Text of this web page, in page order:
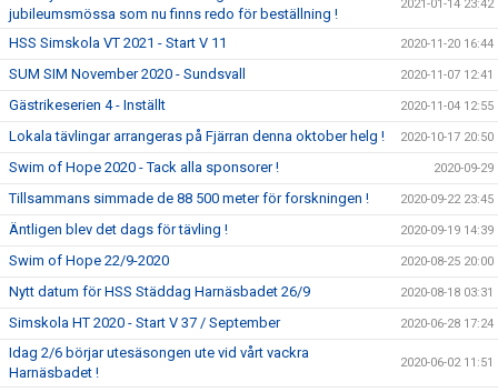
jubileumsmössa som nu finns redo för beställning !
2021-01-14 23:42
HSS Simskola VT 2021 - Start V 11 2020-11-20 16:44
SUM SIM November 2020 - Sundsvall 2020-11-07 12:41
Gästrikeserien 4 - Inställt 2020-11-04 12:55
Lokala tävlingar arrangeras på Fjärran denna oktober helg ! 2020-10-17 20:50
Swim of Hope 2020 - Tack alla sponsorer ! 2020-09-29
Tillsammans simmade de 88 500 meter för forskningen ! 2020-09-22 23:45
Äntligen blev det dags för tävling ! 2020-09-19 14:39
Swim of Hope 22/9-2020 2020-08-25 20:00
Nytt datum för HSS Städdag Harnäsbadet 26/9 2020-08-18 03:31
Simskola HT 2020 - Start V 37 / September 2020-06-28 17:24
Idag 2/6 börjar utesäsongen ute vid vårt vackra
Harnäsbadet !
2020-06-02 11:51